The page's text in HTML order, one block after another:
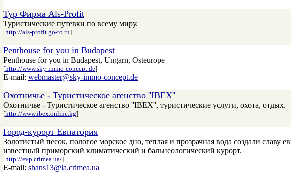
Тур Фирма Als-Profit
Туристические путевки по всему миру.
[http://als-profit.go-to.ru]
Penthouse for you in Budapest
Penthouse for you in Budapest, Ungarn, Osteurope
[http://www.sky-immo-concept.de]
E-mail: webmaster@sky-immo-concept.de
Охотничье - Туристическое агенство ''IBEX''
Охотничье - Туристическое агенство ''IBEX'', туристические услуги, охота, отдых.
[http://www.ibex.online.kg]
Город-курорт Евпатория
Золотистый песок, пологое морское дно, теплая и прозрачная вода создали
известный приморский климатический и бальнеологический курорт.
[http://evp.crimea.ua/]
E-mail: shans13@la.crimea.ua